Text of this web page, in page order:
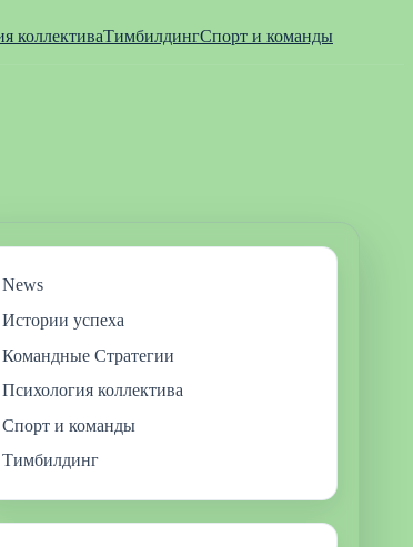
коллективаТимбилдингСпорт и команды
News
Истории успеха
Командные Стратегии
Психология коллектива
Спорт и команды
Тимбилдинг